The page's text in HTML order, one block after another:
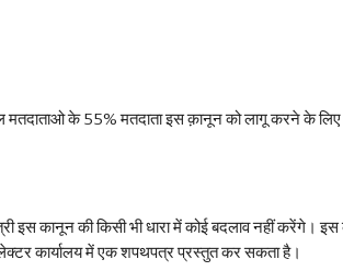
के 55% मतदाता इस क़ानून को लागू करने के लिए
इस कानून की किसी भी धारा में कोई बदलाव नहीं करेंगे।
कार्यालय में एक शपथपत्र प्रस्तुत कर सकता है।